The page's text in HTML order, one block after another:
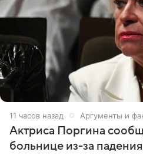
11 часов назад Аргументы и
Актриса Поргина
больнице из-за